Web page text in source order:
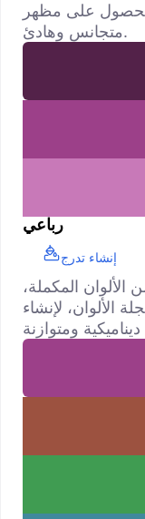
للحصول على مظهر
متجانس وهادئ.
رباعي
إنشاء تدرج
المكملة،
على عجلة الألوان، لإنشاء